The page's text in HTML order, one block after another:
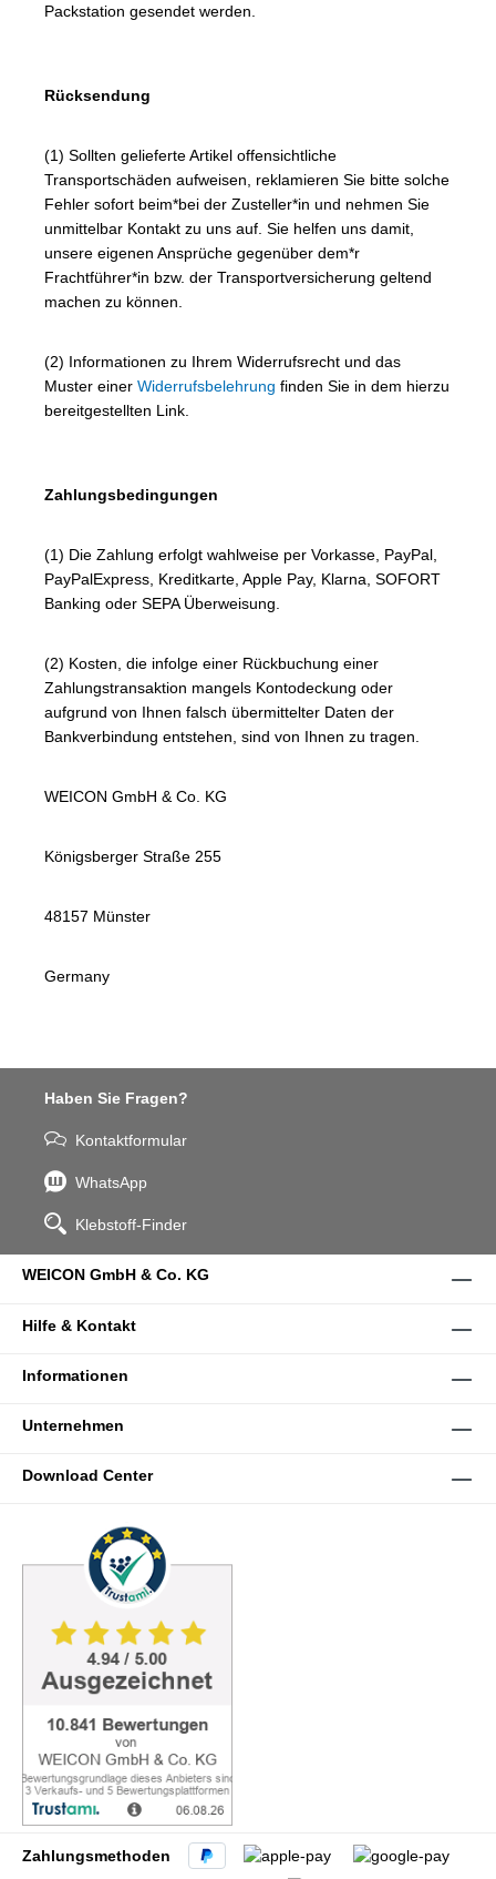
Packstation gesendet werden.
Rücksendung
(1) Sollten gelieferte Artikel offensichtliche
Transportschäden aufweisen, reklamieren Sie bitte solche
Fehler sofort beim*bei der Zusteller*in und nehmen Sie
unmittelbar Kontakt zu uns auf. Sie helfen uns damit,
unsere eigenen Ansprüche gegenüber dem*r
Frachtführer*in bzw. der Transportversicherung geltend
machen zu können.
(2) Informationen zu Ihrem Widerrufsrecht und das
Muster einer Widerrufsbelehrung finden Sie in dem hierzu
bereitgestellten Link.
Zahlungsbedingungen
(1) Die Zahlung erfolgt wahlweise per Vorkasse, PayPal,
PayPalExpress, Kreditkarte, Apple Pay, Klarna, SOFORT
Banking oder SEPA Überweisung.
(2) Kosten, die infolge einer Rückbuchung einer
Zahlungstransaktion mangels Kontodeckung oder
aufgrund von Ihnen falsch übermittelter Daten der
Bankverbindung entstehen, sind von Ihnen zu tragen.
WEICON GmbH & Co. KG
Königsberger Straße 255
48157 Münster
Germany
Haben Sie Fragen?
Kontaktformular
WhatsApp
Klebstoff-Finder
WEICON GmbH & Co. KG
Hilfe & Kontakt
Informationen
Unternehmen
Download Center
Zahlungsmethoden